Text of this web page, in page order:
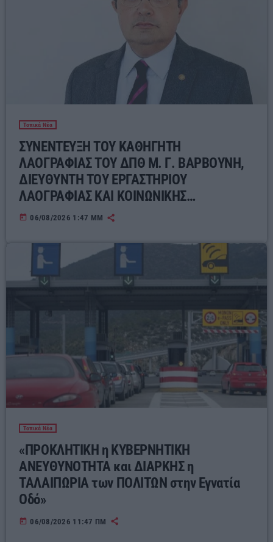
Τοπικά Νέα
ΣΥΝΕΝΤΕΥΞΗ ΤΟΥ ΚΑΘΗΓΗΤΗ
ΛΑΟΓΡΑΦΙΑΣ ΤΟΥ ΔΠΘ Μ. Γ. ΒΑΡΒΟΥΝΗ,
ΔΙΕΥΘΥΝΤΗ ΤΟΥ ΕΡΓΑΣΤΗΡΙΟΥ
ΛΑΟΓΡΑΦΙΑΣ ΚΑΙ ΚΟΙΝΩΝΙΚΗΣ
ΑΝΘΡΩΠΟΛΟΓΙΑΣ ΓΙΑ ΤΟΝ ΣΥΓΧΡΟΝΟ
today 06/08/2026 1:47 ΜΜ
Τοπικά Νέα
«ΠΡΟΚΛΗΤΙΚΗ η ΚΥΒΕΡΝΗΤΙΚΗ
ΑΝΕΥΘΥΝΟΤΗΤΑ και ΔΙΑΡΚΗΣ η
ΤΑΛΑΙΠΩΡΙΑ των ΠΟΛΙΤΩΝ στην Εγνατία
Οδό»
today 06/08/2026 11:47 ΠΜ